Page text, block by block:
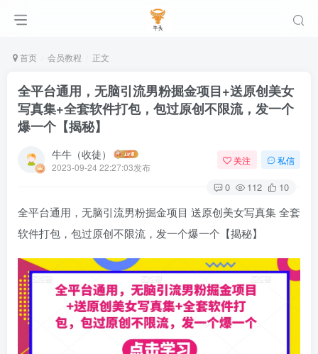
首页 会员教程 正文
全平台通用，无脑引流男粉掘金项目+送原创美女
写真集+全套软件打包，包过原创不限流，发一个
爆一个【揭秘】
牛牛（收徒）
2023-09-24 22:27:03发布
关注 私信
0 112 10
全平台通用，无脑引流男粉掘金项目 送原创美女写真集 全套
软件打包，包过原创不限流，发一个爆一个【揭秘】